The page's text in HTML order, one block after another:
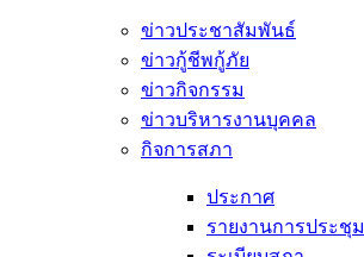
ข่าวประชาสัมพันธ์
ข่าวกู้ชีพกู้ภัย
ข่าวกิจกรรม
ข่าวบริหารงานบุคคล
กิจการสภา
ประกาศ
รายงานการประชุม